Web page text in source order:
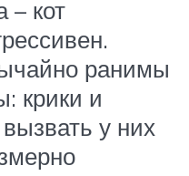
– кот
ранимы
крики и
у них